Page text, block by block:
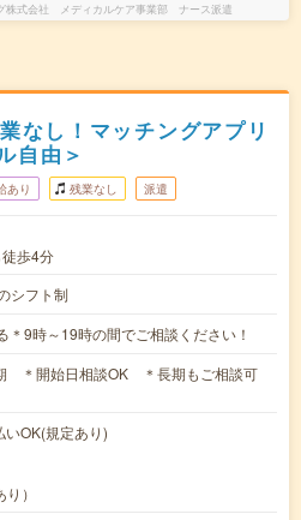
株式会社 メディカルケア事業部 ナース派遣
なし！マッチングアプリ
自由＞
あり 残業なし 派遣
歩4分
シフト制
9時～19時の間でご相談ください！
＊開始日相談OK ＊長期もご相談可
OK(規定あり)
）